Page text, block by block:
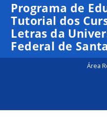
Programa de
Tutorial dos
Letras da
Federal de
Área